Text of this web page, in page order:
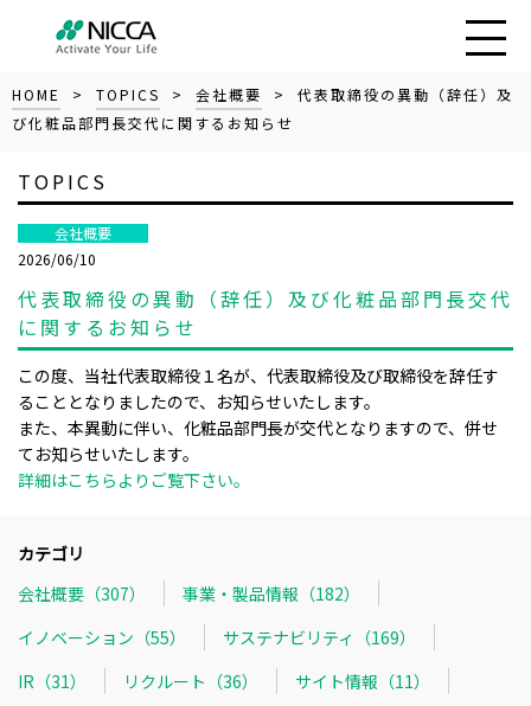
HOME > TOPICS > 会社概要
> 代表取締役の異動（辞任）及
び化粧品部門長交代に関するお知らせ
TOPICS
会社概要
2026/06/10
代表取締役の異動（辞任）及び化粧品部門長交代
に関するお知らせ
この度、当社代表取締役１名が、代表取締役及び取締役を辞任す
ることとなりましたので、お知らせいたします。
また、本異動に伴い、化粧品部門長が交代となりますので、併せ
てお知らせいたします。
詳細はこちらよりご覧下さい。
カテゴリ
会社概要（307）
事業・製品情報（182）
イノベーション（55）
サステナビリティ（169）
IR（31）
リクルート（36）
サイト情報（11）